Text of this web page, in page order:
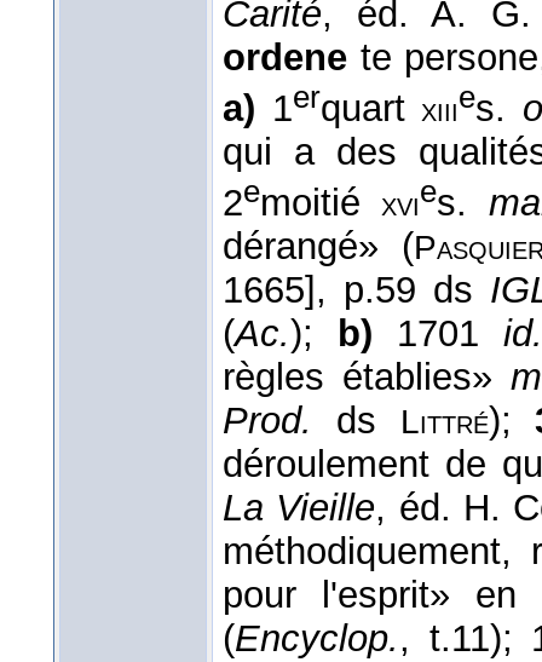
Carité, éd. A. G.
ordene te
a) 1erquartxiiies.
qui a des
2emoitiéxvies.
dérangé» (
1665], p.59 ds
(Ac.); b) 1701
règles établies»
Prod.
ds Littré);
déroulement de
La Vieille, éd. H.
pour l'esprit»
(Encyclop., t.11);